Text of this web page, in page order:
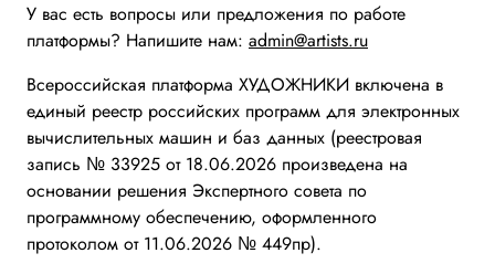
У вас есть вопросы или предложения по работе
платформы? Напишите нам: admin@artists.ru
Всероссийская платформа ХУДОЖНИКИ включена в
единый реестр российских программ для электронных
вычислительных машин и баз данных (реестровая
запись № 33925 от 18.06.2026 произведена на
основании решения Экспертного совета по
программному обеспечению, оформленного
протоколом от 11.06.2026 № 449пр).